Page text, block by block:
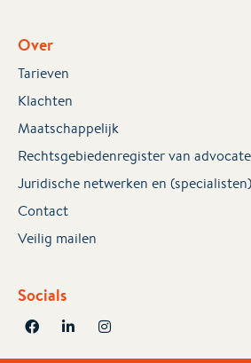
Over
Tarieven
Klachten
Maatschappelijk
Rechtsgebiedenregister van
Juridische netwerken en
Contact
Veilig mailen
Socials